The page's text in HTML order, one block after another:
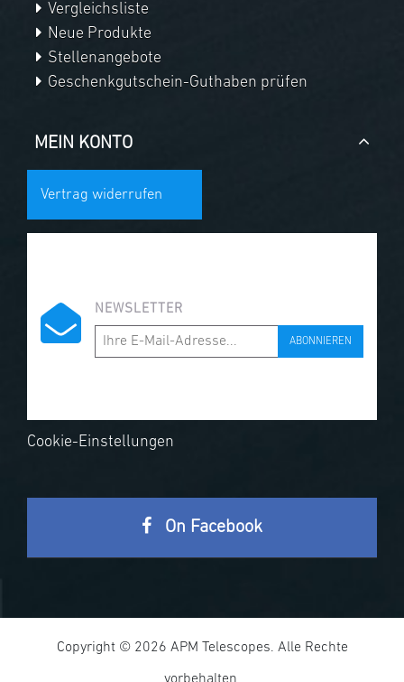
Vergleichsliste
Neue Produkte
Stellenangebote
Geschenkgutschein-Guthaben prüfen
MEIN KONTO
Vertrag widerrufen
NEWSLETTER
ABONNIEREN
Cookie-Einstellungen
On Facebook
Copyright © 2026 APM Telescopes. Alle Rechte